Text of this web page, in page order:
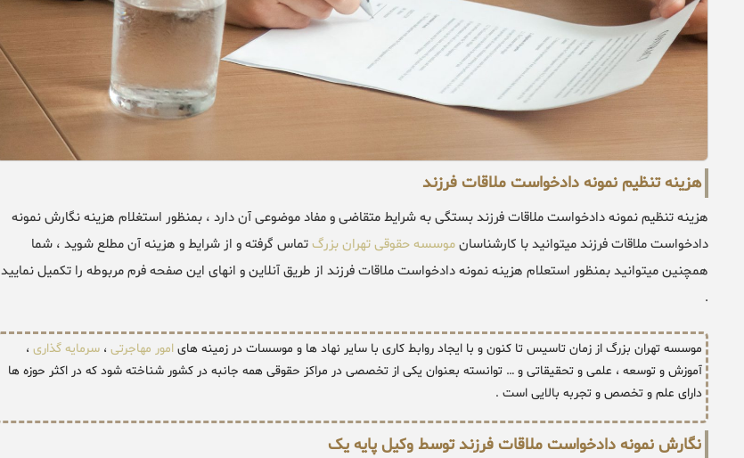
هزینه تنظیم نمونه دادخواست ملاقات فرزند
هزینه تنظیم نمونه دادخواست ملاقات فرزند بستگی به شرایط متقاضی و مفاد موضوعی آن دارد ، بمنظور استغلام هزینه نگارش نمونه
دادخواست ملاقات فرزند میتوانید با کارشناسانموسسه حقوقی تهران بزرگتماس گرفته و از شرایط و هزینه آن مطلع شوید ، شما
همچنین میتوانید بمنظور استعلام هزینه نمونه دادخواست ملاقات فرزند از طریق آنلاین و انهای این صفحه فرم مربوطه را تکمیل نمایید
.
موسسه تهران بزرگ از زمان تاسیس تا کنون و با ایجاد روابط کاری با سایر نهاد ها و موسسات در زمینه های امور مهاجرتی ، سرمایه گذاری ،
آموزش و توسعه ، علمی و تحقیقاتی و … توانسته بعنوان یکی از تخصصی در مراکز حقوقی همه جانبه در کشور شناخته شود که در اکثر حوزه ها
دارای علم و تخصص و تجربه بالایی است .
نگارش نمونه دادخواست ملاقات فرزند توسط وکیل پایه یک